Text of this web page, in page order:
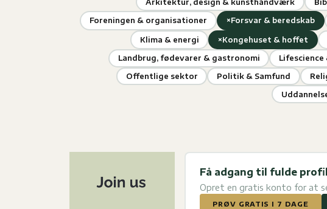
Arkitektur, design & kunsthåndværk
Foreningen & organisationer ×Forsvar & beredskab
Klima & energi ×Kongehuset & hoffet
Landbrug, fødevarer & gastronomi Lifescience
Offentlige sektor
Politik & Samfund
Få adgang til fulde
Opret en gratis konto for at
PRØV GRATIS I 7 DAGE